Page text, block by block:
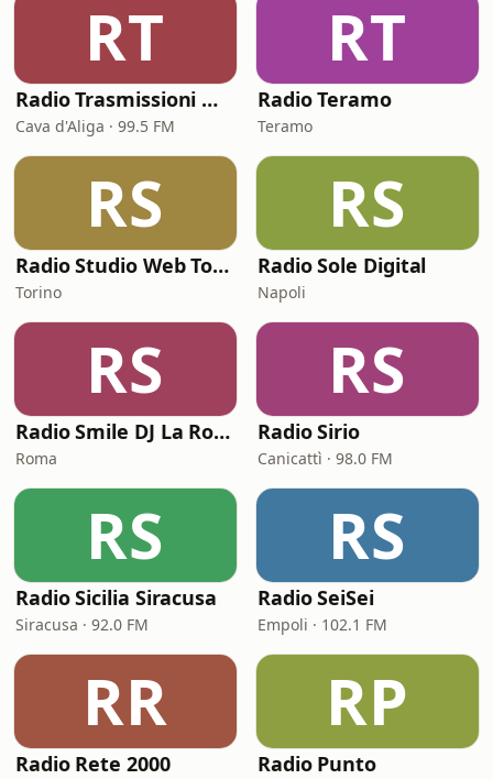
RT
Radio Trasmissioni Modica - RTM
Cava d'Aliga · 99.5 FM
RT
Radio Teramo
Teramo
RS
Radio Studio Web Torino
Torino
RS
Radio Sole Digital
Napoli
RS
Radio Smile DJ La Rocca
Roma
RS
Radio Sirio
Canicattì · 98.0 FM
RS
Radio Sicilia Siracusa
Siracusa · 92.0 FM
RS
Radio SeiSei
Empoli · 102.1 FM
RR
Radio Rete 2000
RP
Radio Punto